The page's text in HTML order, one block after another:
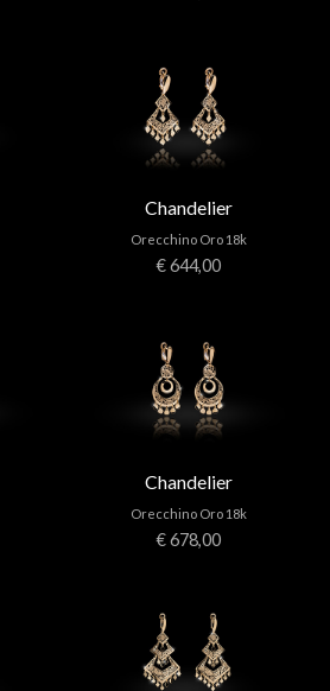
Chandelier
Orecchino Oro 18k
€ 644,00
Chandelier
Orecchino Oro 18k
€ 678,00